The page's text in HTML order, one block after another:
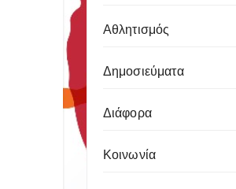
Αθλητισμός
Δημοσιεύματα
Διάφορα
Κοινωνία